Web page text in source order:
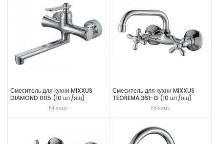
Смеситель для кухни MIXXUS
DIAMOND 005 (10 шт/ящ)
Mixxus
Смеситель для кухни MIXXUS
TEOREMA 361-G (10 шт/ящ)
Mixxus